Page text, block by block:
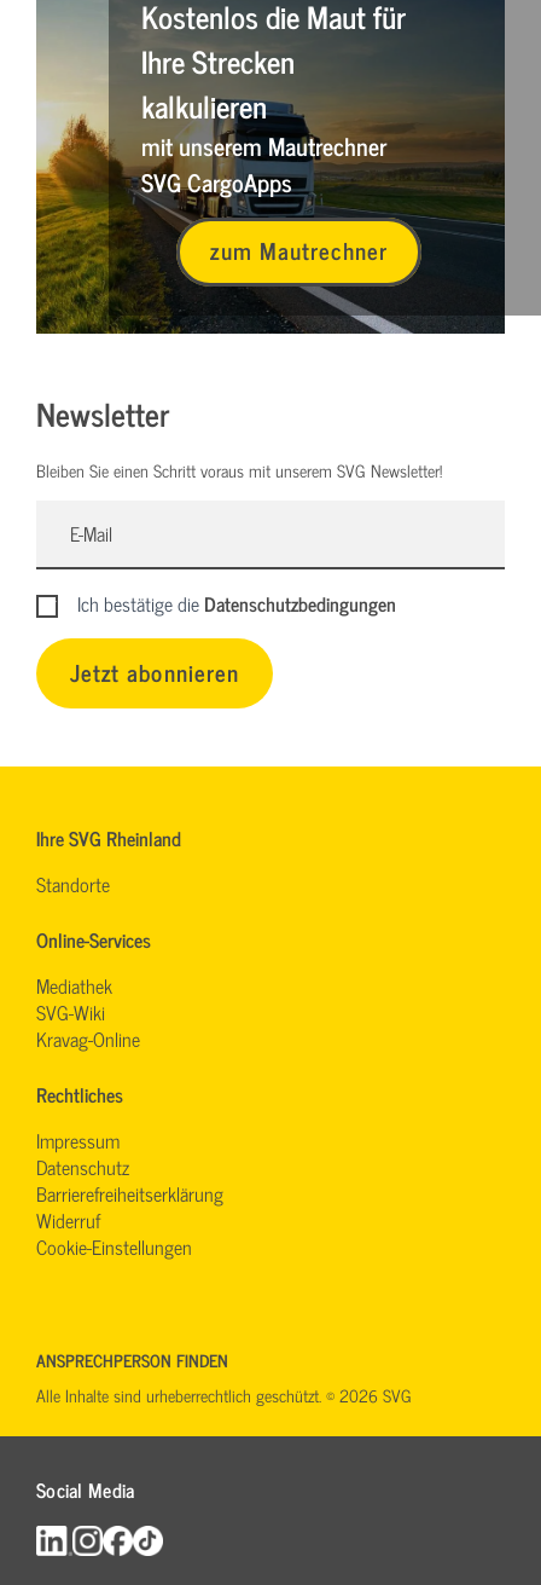
Kostenlos die Maut für
Ihre Strecken
kalkulieren
mit unserem Mautrechner
SVG CargoApps
zum Mautrechner
Newsletter
Bleiben Sie einen Schritt voraus mit unserem SVG Newsletter!
Ich bestätige dieDatenschutzbedingungen
Jetzt abonnieren
Ihre SVG Rheinland
Standorte
Online-Services
Mediathek
SVG-Wiki
Kravag-Online
Rechtliches
Impressum
Datenschutz
Barrierefreiheitserklärung
Widerruf
Cookie-Einstellungen
Social Media
ANSPRECHPERSON FINDEN
Alle Inhalte sind urheberrechtlich geschützt. © 2026 SVG